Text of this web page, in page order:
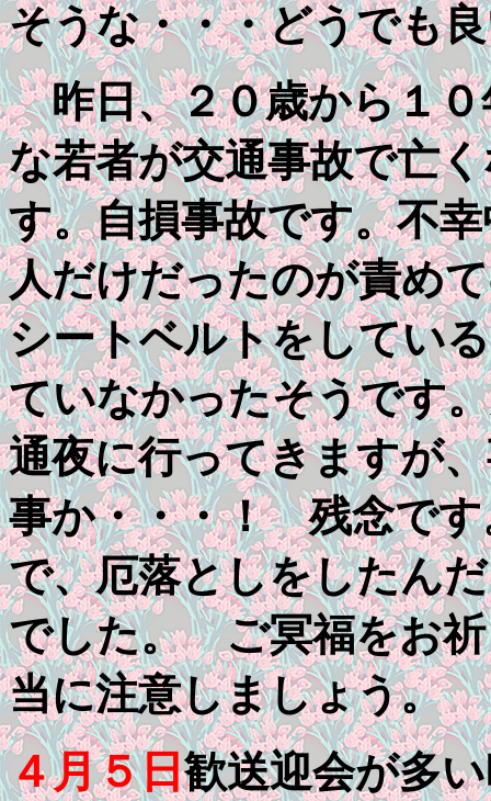
そうな・・・どうでも
昨日、２０歳から１０
な若者が交通事故で亡
す。自損事故です。不
人だけだったのが責め
シートベルトをしてい
ていなかったそうで
通夜に行ってきますが
事か・・・！ 残念です
で、厄落としをしたん
でした。 ご冥福をお
当に注意しましょう。
４月５日歓送迎会が多